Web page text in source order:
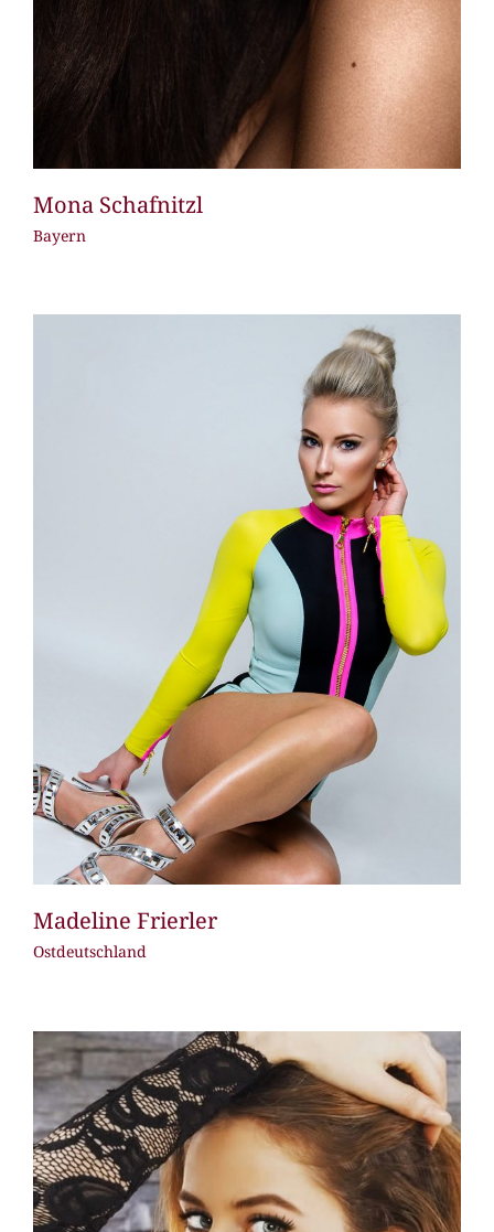
Mona Schafnitzl
Bayern
Madeline Frierler
Ostdeutschland